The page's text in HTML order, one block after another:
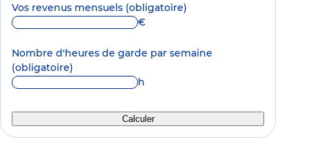
Vos revenus mensuels (obligatoire)
€
Nombre d'heures de garde par semaine
(obligatoire)
h
Calculer